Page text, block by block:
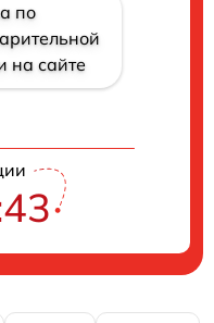
по
на сайте